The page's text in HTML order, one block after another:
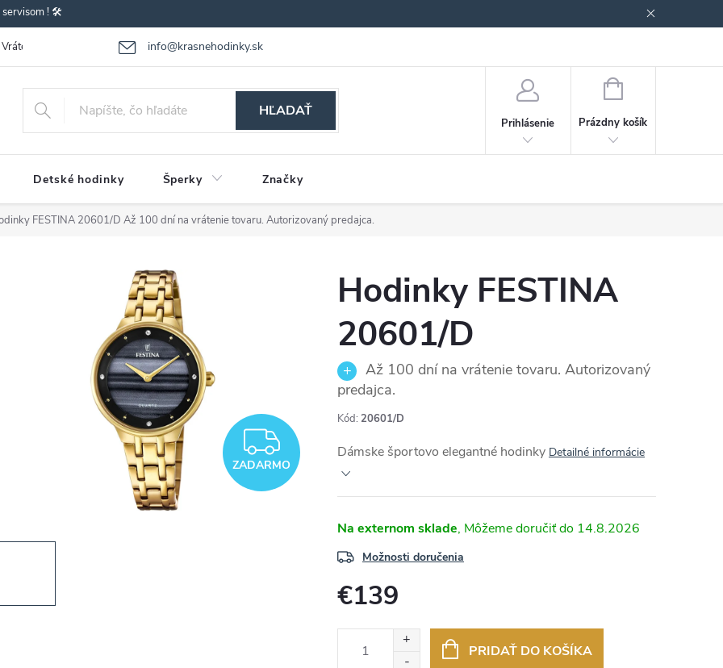
servisom ! 🛠️
info@krasnehodinky.sk
Vrátenie-výmena tovaru Reklamácia tovaru Obchodné podmienky
HĽADAŤ
Prihlásenie
NÁKUPNÝ
Prázdny košík
Detské hodinky Šperky Značky
FESTINA 20601/D Až 100 dní na vrátenie tovaru. Autorizovaný predajca.
ZADARMO
ZADARMO
Hodinky FESTINA
20601/D
Až 100 dní na vrátenie tovaru. Autorizovaný
predajca.
Kód: 20601/D
Dámske športovo elegantné hodinky Detailné informácie
Na externom sklade 14.8.2026
Možnosti doručenia
€139
PRIDAŤ DO KOŠÍKA